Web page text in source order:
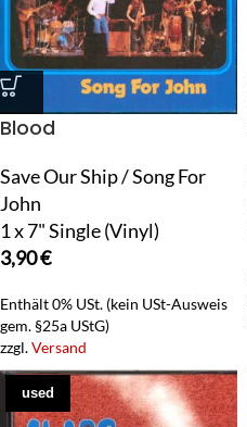
Blood
Save Our Ship / Song For
John
1 x 7" Single (Vinyl)
3,90€
Enthält 0% USt. (kein USt-Ausweis
gem. §25a UStG)
zzgl.Versand
used